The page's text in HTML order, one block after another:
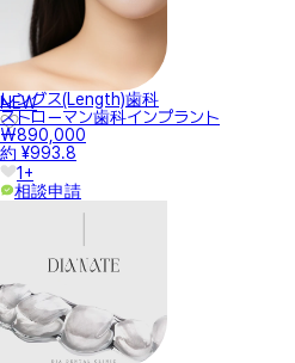
NEW
レングス(Length)歯科
ストローマン歯科インプラント
₩890,000
約 ¥993.8
1+
相談申請